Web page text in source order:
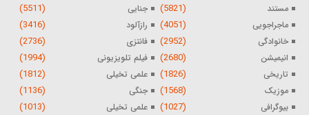
مستند (5821) جنایی (5511)
ماجراجویی (4051) رازآلود (3416)
خانوادگی (2952) فانتزی (2736)
انیمیشن (2680) فیلم تلویزیونی (1994)
تاریخی (1826) علمی تخیلی (1812)
موزیک (1568) جنگی (1136)
بیوگرافی (1027) علمی تخیلی (1013)